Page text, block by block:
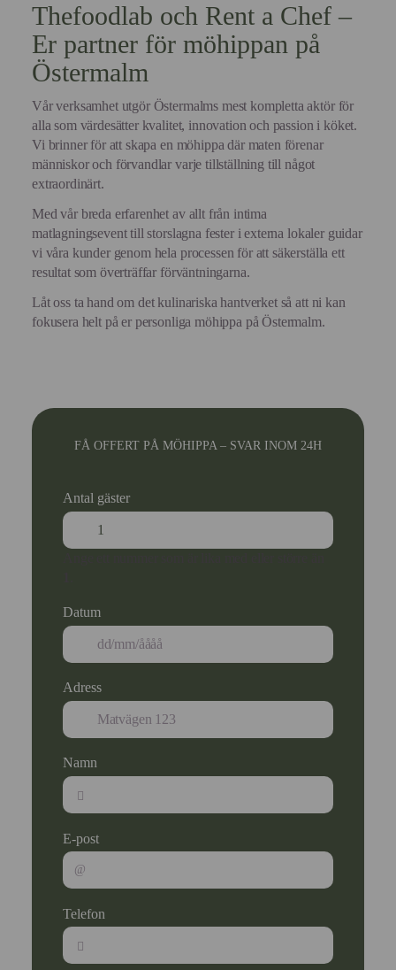
Thefoodlab och Rent a Chef –
Er partner för möhippan på
Östermalm
Vår verksamhet utgör Östermalms mest kompletta aktör för
alla som värdesätter kvalitet, innovation och passion i köket.
Vi brinner för att skapa en möhippa där maten förenar
människor och förvandlar varje tillställning till något
extraordinärt.
Med vår breda erfarenhet av allt från intima
matlagningsevent till storslagna fester i externa lokaler guidar
vi våra kunder genom hela processen för att säkerställa ett
resultat som överträffar förväntningarna.
Låt oss ta hand om det kulinariska hantverket så att ni kan
fokusera helt på er personliga möhippa på Östermalm.
FÅ OFFERT PÅ MÖHIPPA – SVAR INOM 24H
Antal gäster
Datum
Adress
Namn
E-post
Telefon